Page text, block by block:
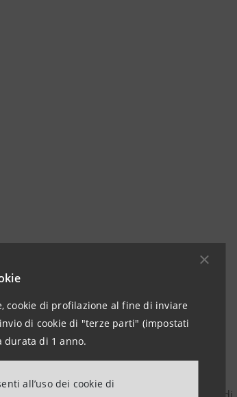
cookie di profilazione al fine di inviare
di cookie di "terze parti" (impostati
durata di 1 anno.
all’uso dei cookie di
Areas